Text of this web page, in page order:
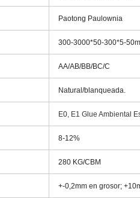
Paotong Paulownia
300-3000*50-300*5-
AA/AB/BB/BC/C
Natural/blanqueada.
E0, E1 Glue Ambiental
8-12%
280 KG/CBM
+-0,2mm en grosor;